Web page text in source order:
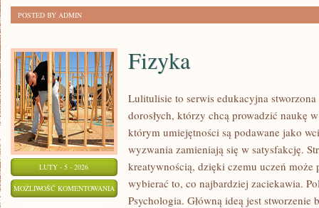
POSTED BY ADMIN
LUTY - 5 - 2026
MOŻLIWOŚĆ KOMENTOWANIA FIZYKA
Fizyka
Lulitulisie to serwis edukacyjna
dorosłych, którzy chcą prowadzić naukę
którym umiejętności są podawane jako
wyzwania zamieniają się w satysfakcję.
kreatywnością, dzięki czemu uczeń może
wybierać to, co najbardziej zaciekawia.
Psychologia. Główną ideą jest